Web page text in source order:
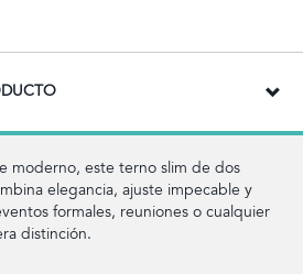
moderno, este terno slim de dos
elegancia, ajuste impecable y
formales, reuniones o cualquier
distinción.